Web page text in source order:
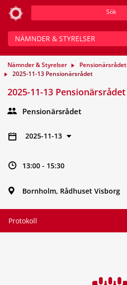
Sök
NÄMNDER & STYRELSER
Nämnder & Styrelser
Pensionärsrådet
2025-11-13 Pensionärsrådet
2025-11-13 Pensionärsrådet
Pensionärsrådet
2025-11-13
13:00 - 15:30
Bornholm, Rådhuset Visborg
Protokoll